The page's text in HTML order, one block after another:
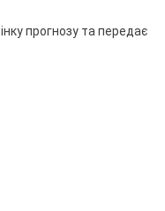
прогнозу та передає